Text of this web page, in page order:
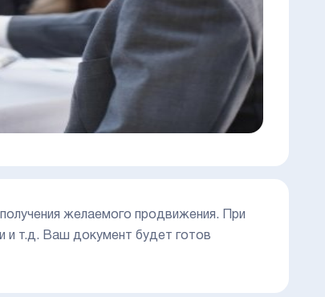
желаемого продвижения. При
и т.д. Ваш документ будет готов